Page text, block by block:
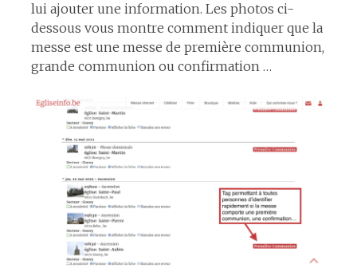
lui ajouter une information. Les photos ci-
dessous vous montre comment indiquer que la
messe est une messe de première communion,
grande communion ou confirmation …